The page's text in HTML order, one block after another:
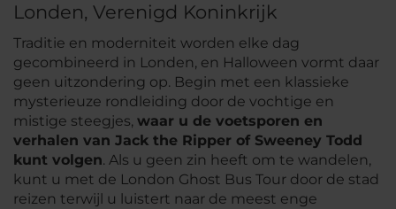
Londen, Verenigd Koninkrijk
Traditie en moderniteit worden elke dag
gecombineerd in Londen, en Halloween vormt daar
geen uitzondering op. Begin met een klassieke
mysterieuze rondleiding door de vochtige en
mistige steegjes, waar u de voetsporen en
verhalen van Jack the Ripper of Sweeney Todd
kunt volgen. Als u geen zin heeft om te wandelen,
kunt u met de London Ghost Bus Tour door de stad
reizen terwijl u luistert naar de meest enge